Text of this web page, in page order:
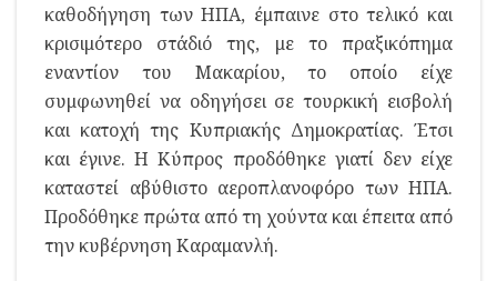
καθοδήγηση των ΗΠΑ, έμπαινε στο τελικό και
κρισιμότερο στάδιό της, με το πραξικόπημα
εναντίον του Μακαρίου, το οποίο είχε
συμφωνηθεί να οδηγήσει σε τουρκική εισβολή
και κατοχή της Κυπριακής Δημοκρατίας. Έτσι
και έγινε. Η Κύπρος προδόθηκε γιατί δεν είχε
καταστεί αβύθιστο αεροπλανοφόρο των ΗΠΑ.
Προδόθηκε πρώτα από τη χούντα και έπειτα από
την κυβέρνηση Καραμανλή.